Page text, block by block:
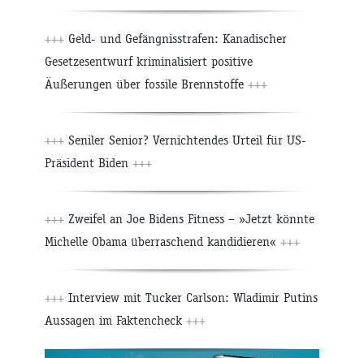
+++ Geld- und Gefängnisstrafen: Kanadischer
Gesetzesentwurf kriminalisiert positive
Äußerungen über fossile Brennstoffe +++
+++ Seniler Senior? Vernichtendes Urteil für US-
Präsident Biden +++
+++ Zweifel an Joe Bidens Fitness – »Jetzt könnte
Michelle Obama überraschend kandidieren« +++
+++ Interview mit Tucker Carlson: Wladimir Putins
Aussagen im Faktencheck +++